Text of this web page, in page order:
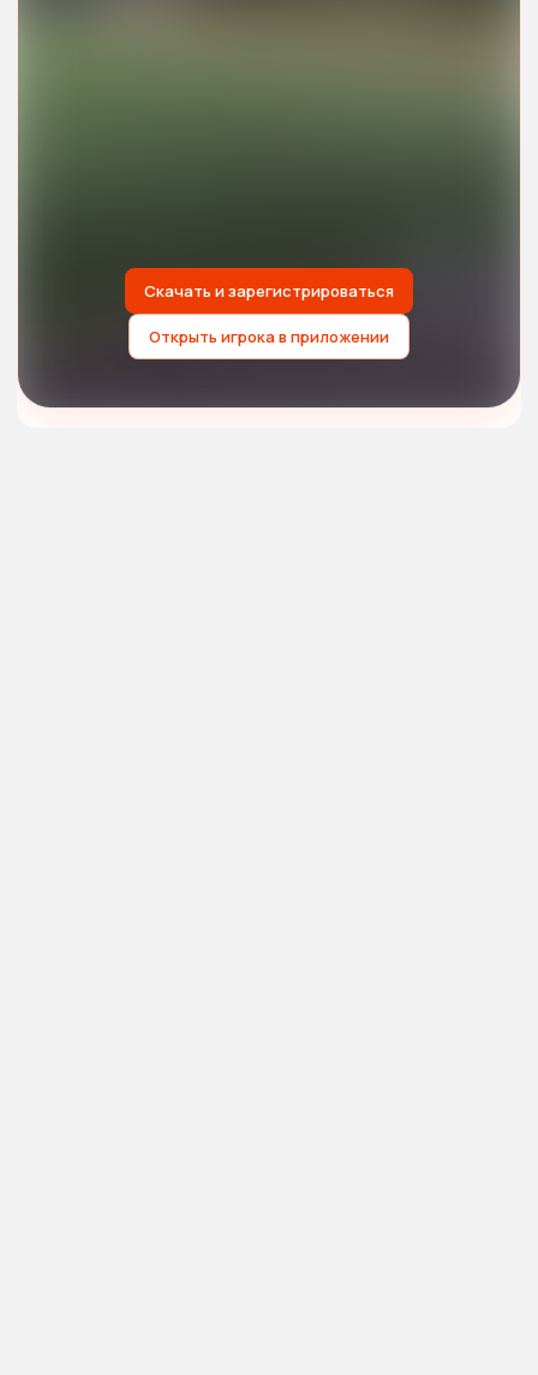
Скачать и зарегистрироваться
Открыть игрока в приложении